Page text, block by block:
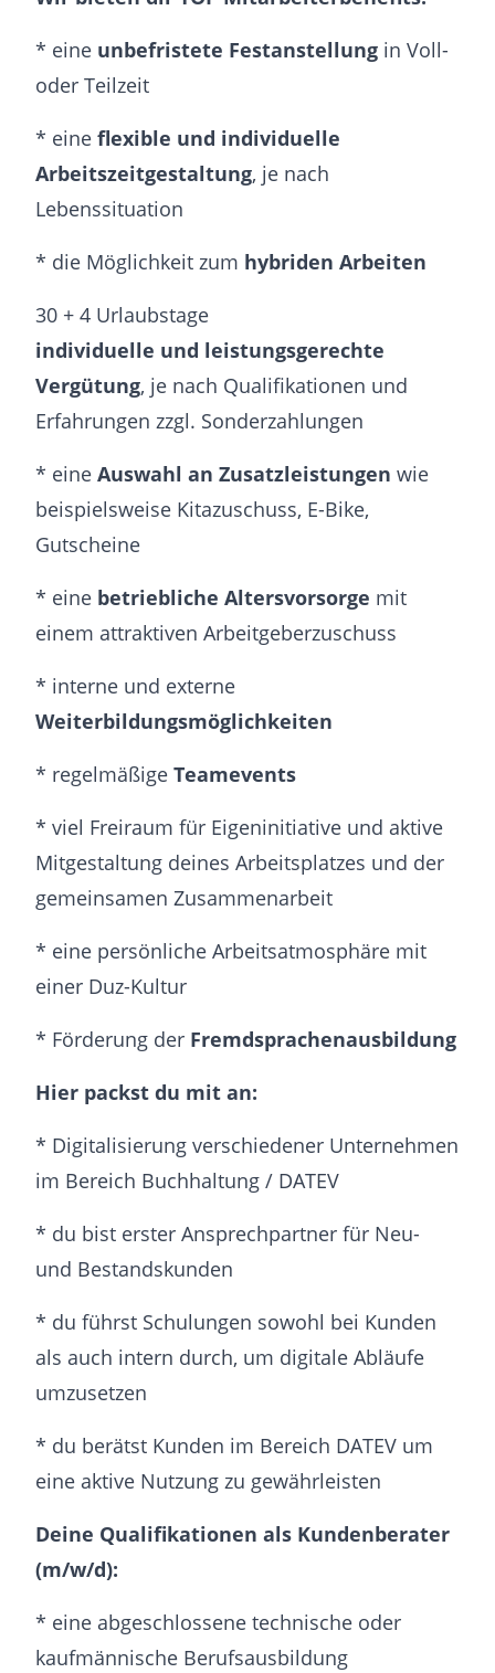
* eine unbefristete Festanstellung in Voll-
oder Teilzeit
* eine flexible und individuelle
Arbeitszeitgestaltung, je nach
Lebenssituation
* die Möglichkeit zum hybriden Arbeiten
30 + 4 Urlaubstage
individuelle und leistungsgerechte
Vergütung, je nach Qualifikationen und
Erfahrungen zzgl. Sonderzahlungen
* eine Auswahl an Zusatzleistungen wie
beispielsweise Kitazuschuss, E-Bike,
Gutscheine
* eine betriebliche Altersvorsorge mit
einem attraktiven Arbeitgeberzuschuss
* interne und externe
Weiterbildungsmöglichkeiten
* regelmäßige Teamevents
* viel Freiraum für Eigeninitiative und aktive
Mitgestaltung deines Arbeitsplatzes und der
gemeinsamen Zusammenarbeit
* eine persönliche Arbeitsatmosphäre mit
einer Duz-Kultur
* Förderung der Fremdsprachenausbildung
Hier packst du mit an:
* Digitalisierung verschiedener Unternehmen
im Bereich Buchhaltung / DATEV
* du bist erster Ansprechpartner für Neu-
und Bestandskunden
* du führst Schulungen sowohl bei Kunden
als auch intern durch, um digitale Abläufe
umzusetzen
* du berätst Kunden im Bereich DATEV um
eine aktive Nutzung zu gewährleisten
Deine Qualifikationen als Kundenberater
(m/w/d):
* eine abgeschlossene technische oder
kaufmännische Berufsausbildung